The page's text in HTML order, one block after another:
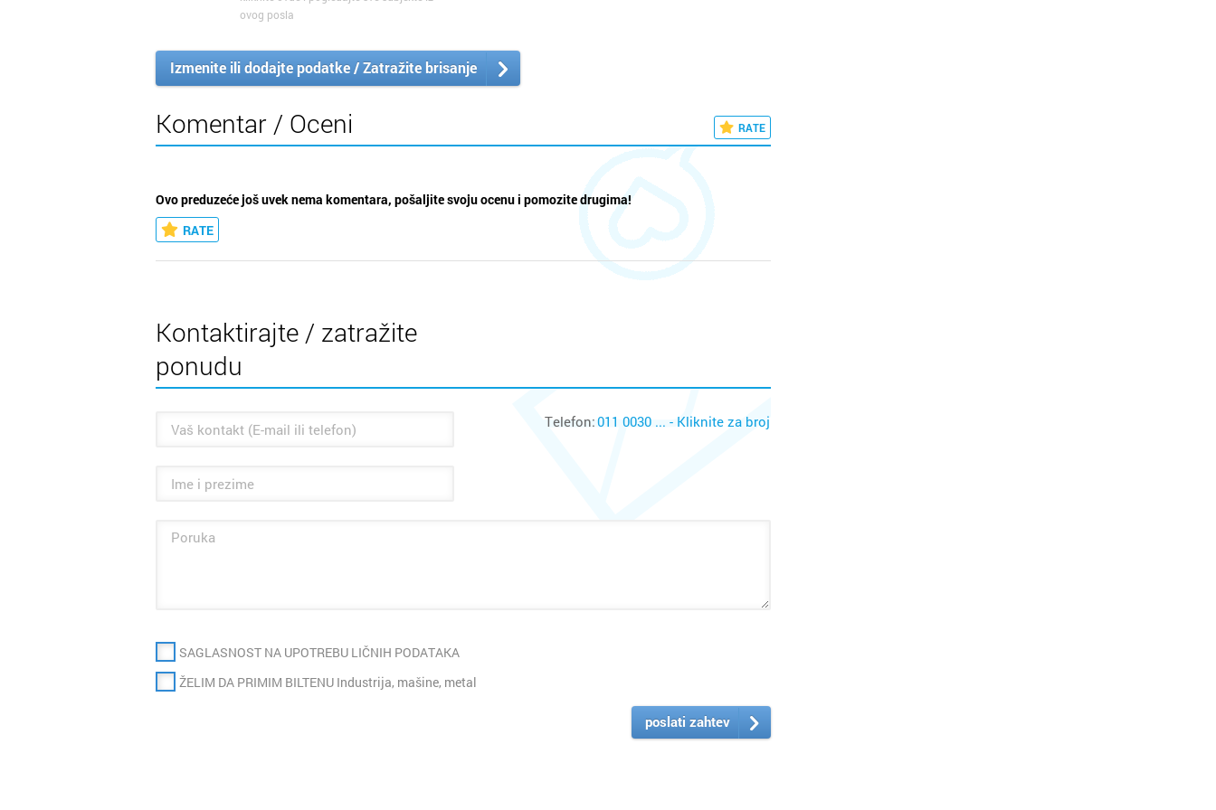
ovog posla
Izmenite ili dodajte podatke / Zatražite brisanje
Komentar / Oceni RATE
Ovo preduzeće još uvek nema komentara, pošaljite svoju ocenu i pomozite drugima!
RATE
Kontaktirajte / zatražite
ponudu
Telefon:011 0030 ... - Kliknite za broj
SAGLASNOST NA UPOTREBU LIČNIH PODATAKA
ŽELIM DA PRIMIM BILTENU Industrija, mašine, metal
poslati zahtev